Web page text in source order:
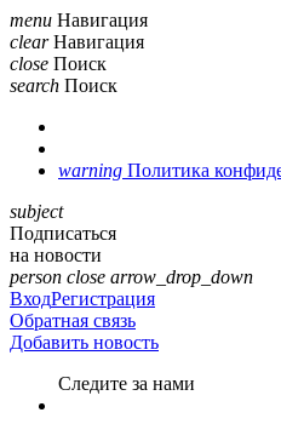
menu Навигация
clear Навигация
close Поиск
search Поиск
warning Политика
subject
Подписаться
на новости
person close arrow_drop_down
ВходРегистрация
Обратная связь
Добавить новость
Cледите за нами